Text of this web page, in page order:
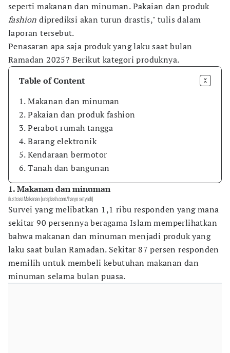
seperti makanan dan minuman. Pakaian dan produk
fashion diprediksi akan turun drastis," tulis dalam
laporan tersebut.
Penasaran apa saja produk yang laku saat bulan
Ramadan 2025? Berikut kategori produknya.
Table of Content
1. Makanan dan minuman
2. Pakaian dan produk fashion
3. Perabot rumah tangga
4. Barang elektronik
5. Kendaraan bermotor
6. Tanah dan bangunan
1. Makanan dan minuman
ilustrasi Makanan (unsplash.com/haryo setyadi)
Survei yang melibatkan 1,1 ribu responden yang mana
sekitar 90 persennya beragama Islam memperlihatkan
bahwa makanan dan minuman menjadi produk yang
laku saat bulan Ramadan. Sekitar 87 persen responden
memilih untuk membeli kebutuhan makanan dan
minuman selama bulan puasa.